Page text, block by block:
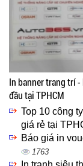
In banner trang trí
đầu tại TPHCM
Top 10 công
giá rẻ tại
Báo giá in
1763